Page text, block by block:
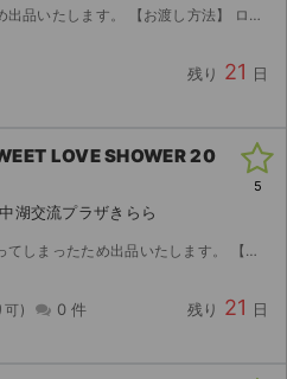
子チケのお譲りです。 公演の14日前10時からチケット表示され、それ以降に分配可能になる見込み...
残り 21 日
LOVE SHOWER 20
交流プラザきらら
ーチケ）にて分配いたします。 分配可能になり次第、取引連絡にてURLをお送りします。 【注意事...
0 件 残り 21 日
5